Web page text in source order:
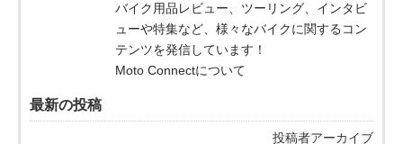
バイク用品レビュー、ツーリング、インタビ
ューや特集など、様々なバイクに関するコン
テンツを発信しています！
Moto Connectについて
最新の投稿
投稿者アーカイブ